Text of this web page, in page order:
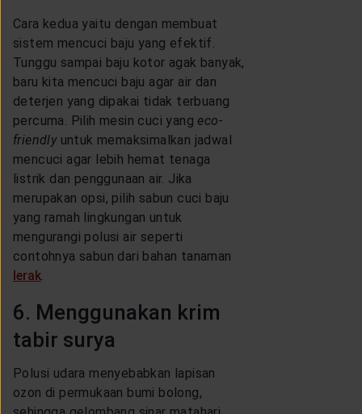
Cara kedua yaitu dengan membuat
sistem mencuci baju yang efektif.
Tunggu sampai baju kotor agak banyak,
baru kita mencuci baju agar air dan
deterjen yang dipakai tidak terbuang
percuma. Pilih mesin cuci yang eco-
friendlyuntuk memaksimalkan jadwal
mencuci agar lebih hemat tenaga
listrik dan penggunaan air. Jika
merupakan opsi, pilih sabun cuci baju
yang ramah lingkungan untuk
mengurangi polusi air seperti
contohnya sabun dari bahan tanaman
lerak
6. Menggunakan krim
tabir surya
Polusi udara menyebabkan lapisan
ozon di permukaan bumi bolong,